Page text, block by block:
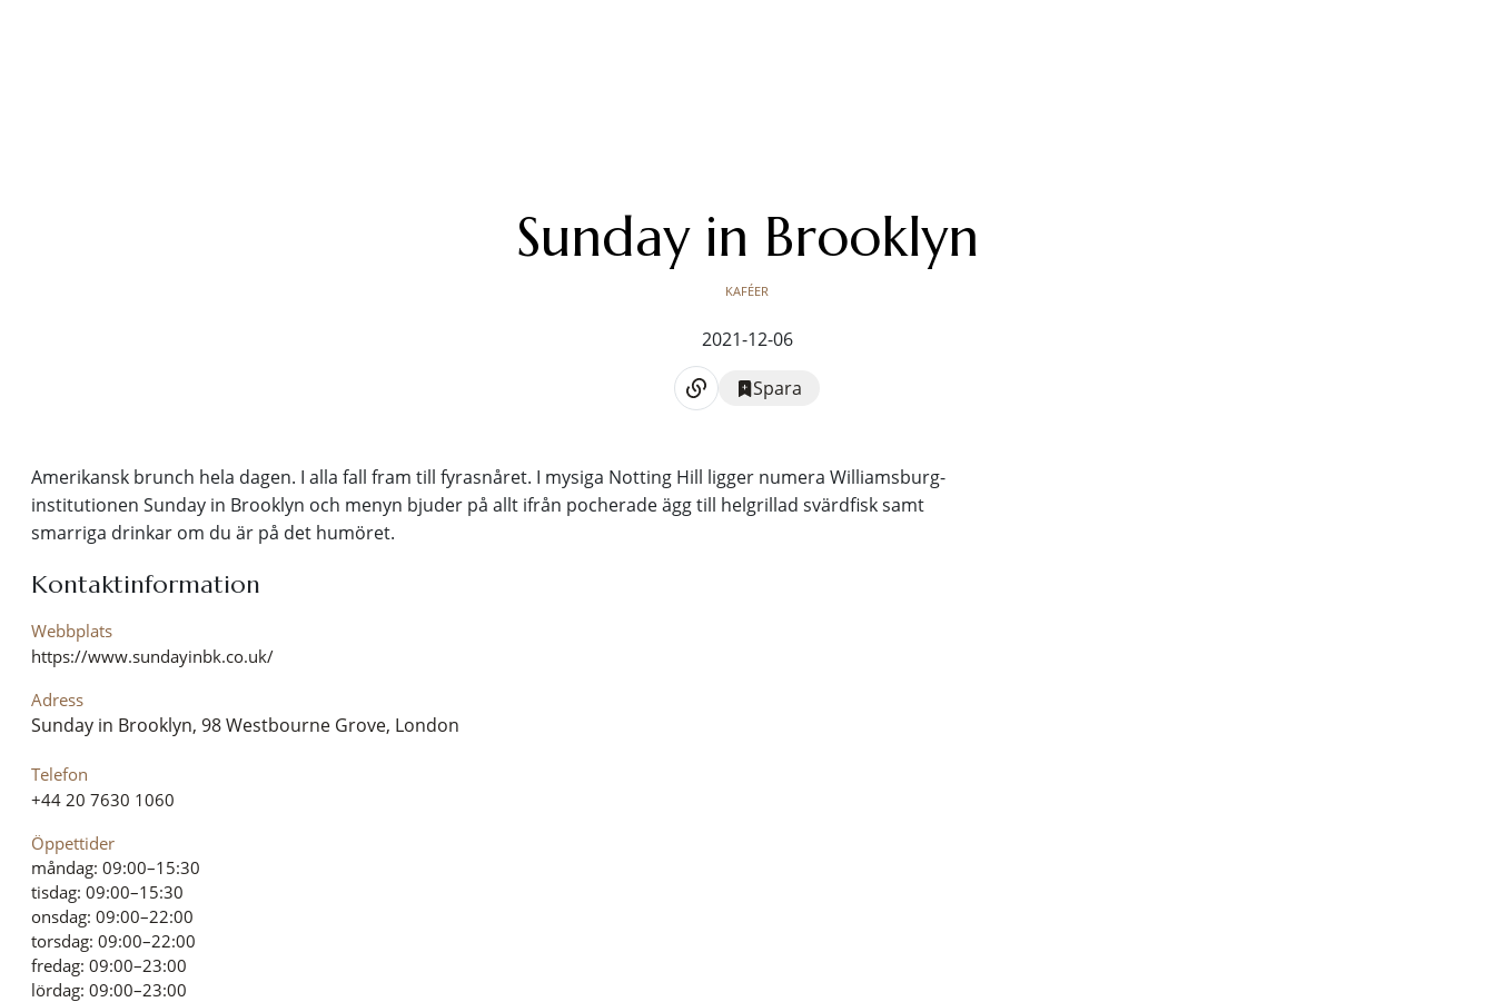
Sunday in Brooklyn
KAFÉER
2021-12-06
Spara
Amerikansk brunch hela dagen. I alla fall fram till fyrasnåret. I mysiga Notting Hill ligger numera Williamsburg-
institutionen Sunday in Brooklyn och menyn bjuder på allt ifrån pocherade ägg till helgrillad svärdfisk samt
smarriga drinkar om du är på det humöret.
Kontaktinformation
Webbplats
https://www.sundayinbk.co.uk/
Adress
Sunday in Brooklyn, 98 Westbourne Grove, London
Telefon
+44 20 7630 1060
Öppettider
måndag: 09:00–15:30
tisdag: 09:00–15:30
onsdag: 09:00–22:00
torsdag: 09:00–22:00
fredag: 09:00–23:00
lördag: 09:00–23:00